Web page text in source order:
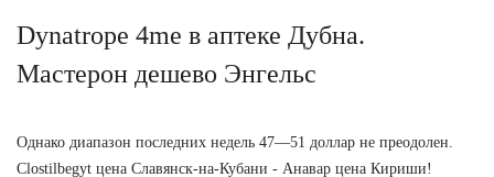
Dynatrope 4me в аптеке Дубна.
Мастерон дешево Энгельс
Однако диапазон последних недель 47—51 доллар не преодолен.
Clostilbegyt цена Славянск-на-Кубани - Анавар цена Кириши!